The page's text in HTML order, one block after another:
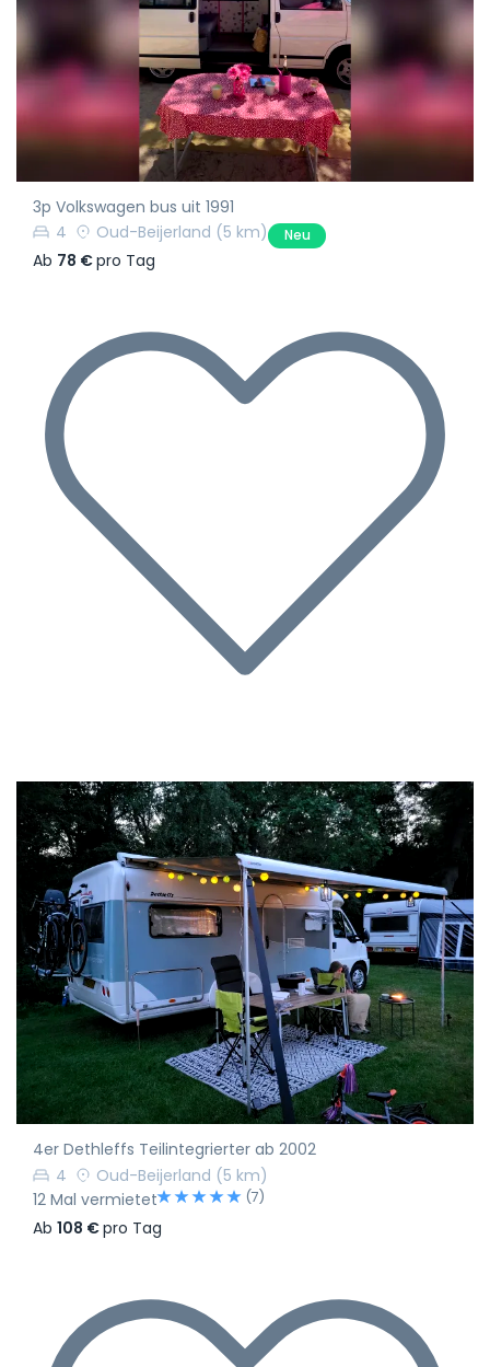
3p Volkswagen bus uit 1991
4
Oud-Beijerland (5 km) Neu
Ab 78 €pro Tag
4er Dethleffs Teilintegrierter ab 2002
4
Oud-Beijerland (5 km)
12 Mal vermietet
(7)
Ab 108 €pro Tag